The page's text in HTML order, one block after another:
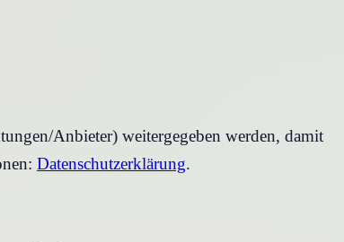
Anbieter) weitergegeben werden, damit
Datenschutzerklärung.